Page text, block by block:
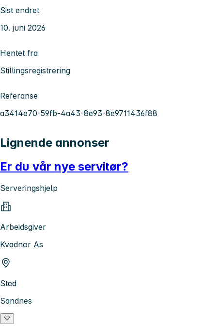
Sist endret
10. juni 2026
Hentet fra
Stillingsregistrering
Referanse
a3414e70-59fb-4a43-8e93-8e9711436f88
Lignende annonser
Er du vår nye servitør?
Serveringshjelp
Arbeidsgiver
Kvadnor As
Sted
Sandnes